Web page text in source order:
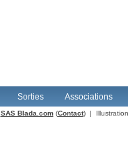
Sorties Associations
SAS Blada.com(Contact) |